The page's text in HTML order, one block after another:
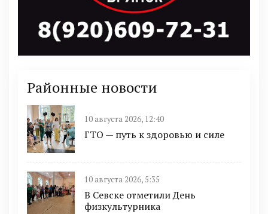
Районные новости
10 августа 2026, 12:40
ГТО — путь к здоровью и силе
10 августа 2026, 5:35
В Севске отметили День
физкультурника